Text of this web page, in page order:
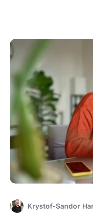
Krystof-Sandor